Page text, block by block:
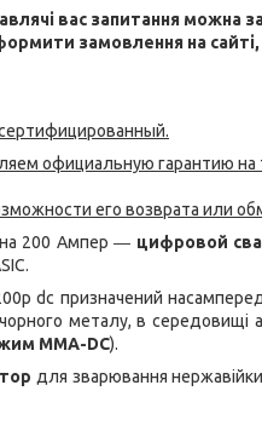
вас запитання
замовлення на
официальную гарантию
его возврата или
200 Ампер ― цифровой
dc призначений
металу, в середовищі
MMA-DC).
для зварювання